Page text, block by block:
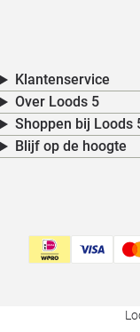
Klantenservice
Over Loods 5
Shoppen bij Loods
Blijf op de hoogte